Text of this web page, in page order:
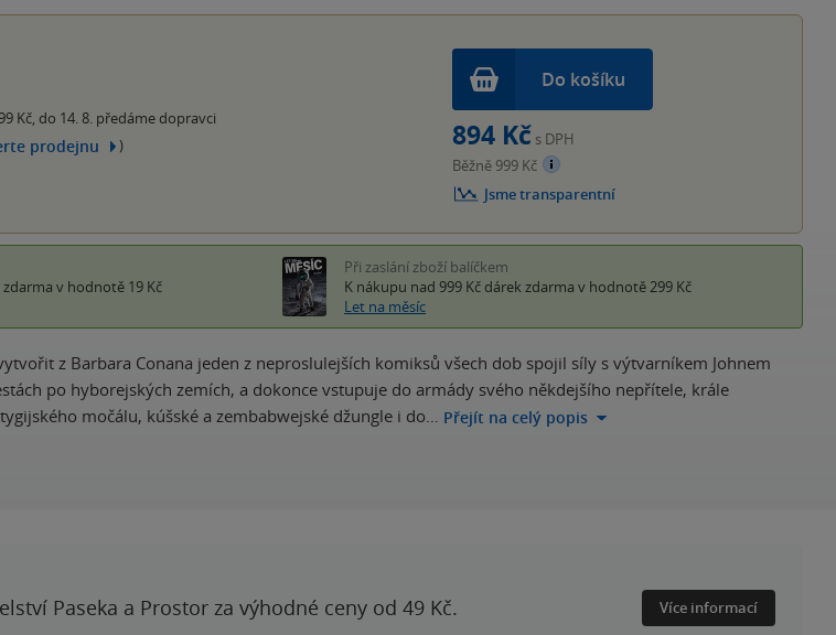
Kč, do 14. 8. předáme dopravci
prodejnu )
Do košíku
894 Kč s DPH
Běžně 999 Kč
Jsme transparentní
v hodnotě 19 Kč
Při zaslání zboží balíčkem
K nákupu nad 999 Kč dárek zdarma v hodnotě 299 Kč
Let na měsíc
z Barbara Conana jeden z neproslulejších komiksů všech dob spojil síly s výtvarníkem Johnem
po hyborejských zemích, a dokonce vstupuje do armády svého někdejšího nepřítele, krále
močálu, kúšské a zembabwejské džungle i do… Přejít na celý popis
Paseka a Prostor za výhodné ceny od 49 Kč. Více informací